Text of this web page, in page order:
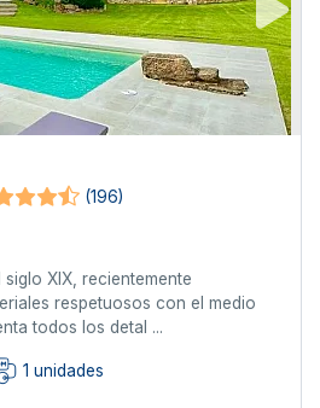
(196)
XIX, recientemente
respetuosos con el medio
todos los detal ...
1 unidades